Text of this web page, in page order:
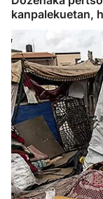
kanpalekuetan,